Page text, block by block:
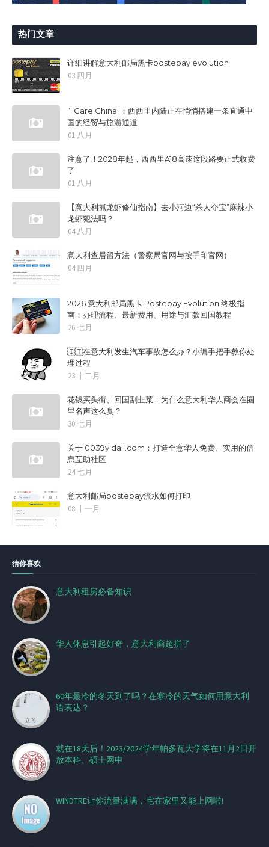
热门文章
详细讲解意大利邮局黑卡postepay evolution
03 四月
“I Care China”：西西里内陆正在悄悄搭建一条直通中
国的经贸与旅游通道
01 八月
注意了！2028年起，西西里A18高速这段路要正式收费
了
01 八月
【意大利抓龙虾修仙指南】去小河边“杀人夺宝”麻辣小
龙虾犯法吗？
04 八月
意大利查居留方法（警察局官网与按手印官网）
04 四月
2026 意大利邮局黑卡 Postepay Evolution 终极指
南：办理流程、最新费用、用途与汇款回国教程
26 七月
🇮🇹在意大利发生汽车事故怎么办？小编手把手教你处
理过程
23 十二月
花钱买头衔、回国割韭菜：为什么意大利华人商会在圈
里名声这么臭？
30 七月
关于 0039yidali.com：打造全意华人免费、实用的信
息互助社区
24 七月
意大利邮局postepay流水如何打印
08 十一月
猜你喜欢
意大利租房必备知识
华人休息引起好奇，意大利商超拼了
60年最冷的冬天到了吗？在寒冷的天气如何用意大利
语表达？
就在18天后！2023/2024学年帕多瓦大学将在11月2日开
放本科、硕士网申
WINDTRE让你流量满满，宅在家里又能上网啦!